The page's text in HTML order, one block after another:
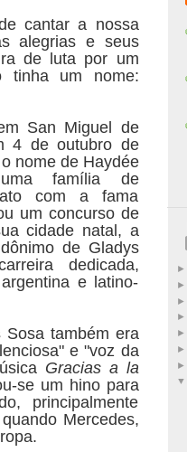
cantar a nossa
alegrias e seus
de luta por um
tinha um nome:
San Miguel de
4 de outubro de
nome de Haydée
família de
com a fama
um concurso de
cidade natal, a
de Gladys
dedicada,
e latino-
Sosa também era
e "voz da
Gracias a la
se um hino para
principalmente
Mercedes,
►
►
►
►
►
►
►
▼